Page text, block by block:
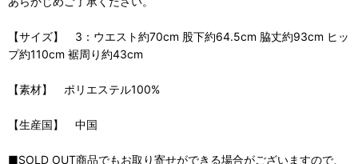
【サイズ】 3：ウエスト約70cm 股下約64.5cm 脇丈約93cm ヒッ
プ約110cm 裾周り約43cm
【素材】 ポリエステル100%
【生産国】 中国
■SOLD OUT商品でもお取り寄せができる場合がございますので、